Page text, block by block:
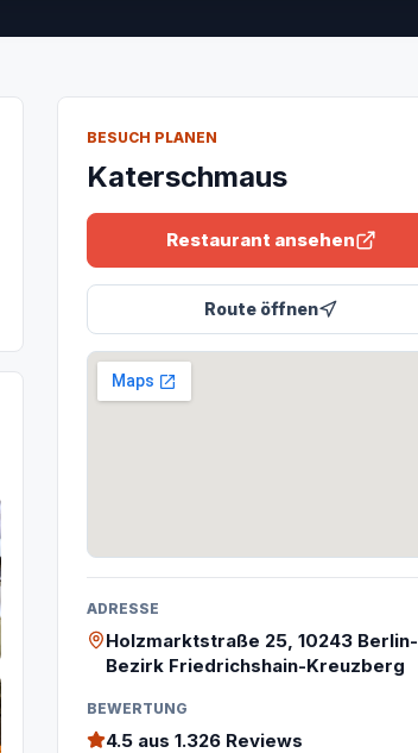
BESUCH PLANEN
Katerschmaus
Restaurant ansehen
Route öffnen
ADRESSE
Holzmarktstraße 25, 10243 Berlin-
Bezirk Friedrichshain-Kreuzberg
BEWERTUNG
4.5 aus 1.326 Reviews